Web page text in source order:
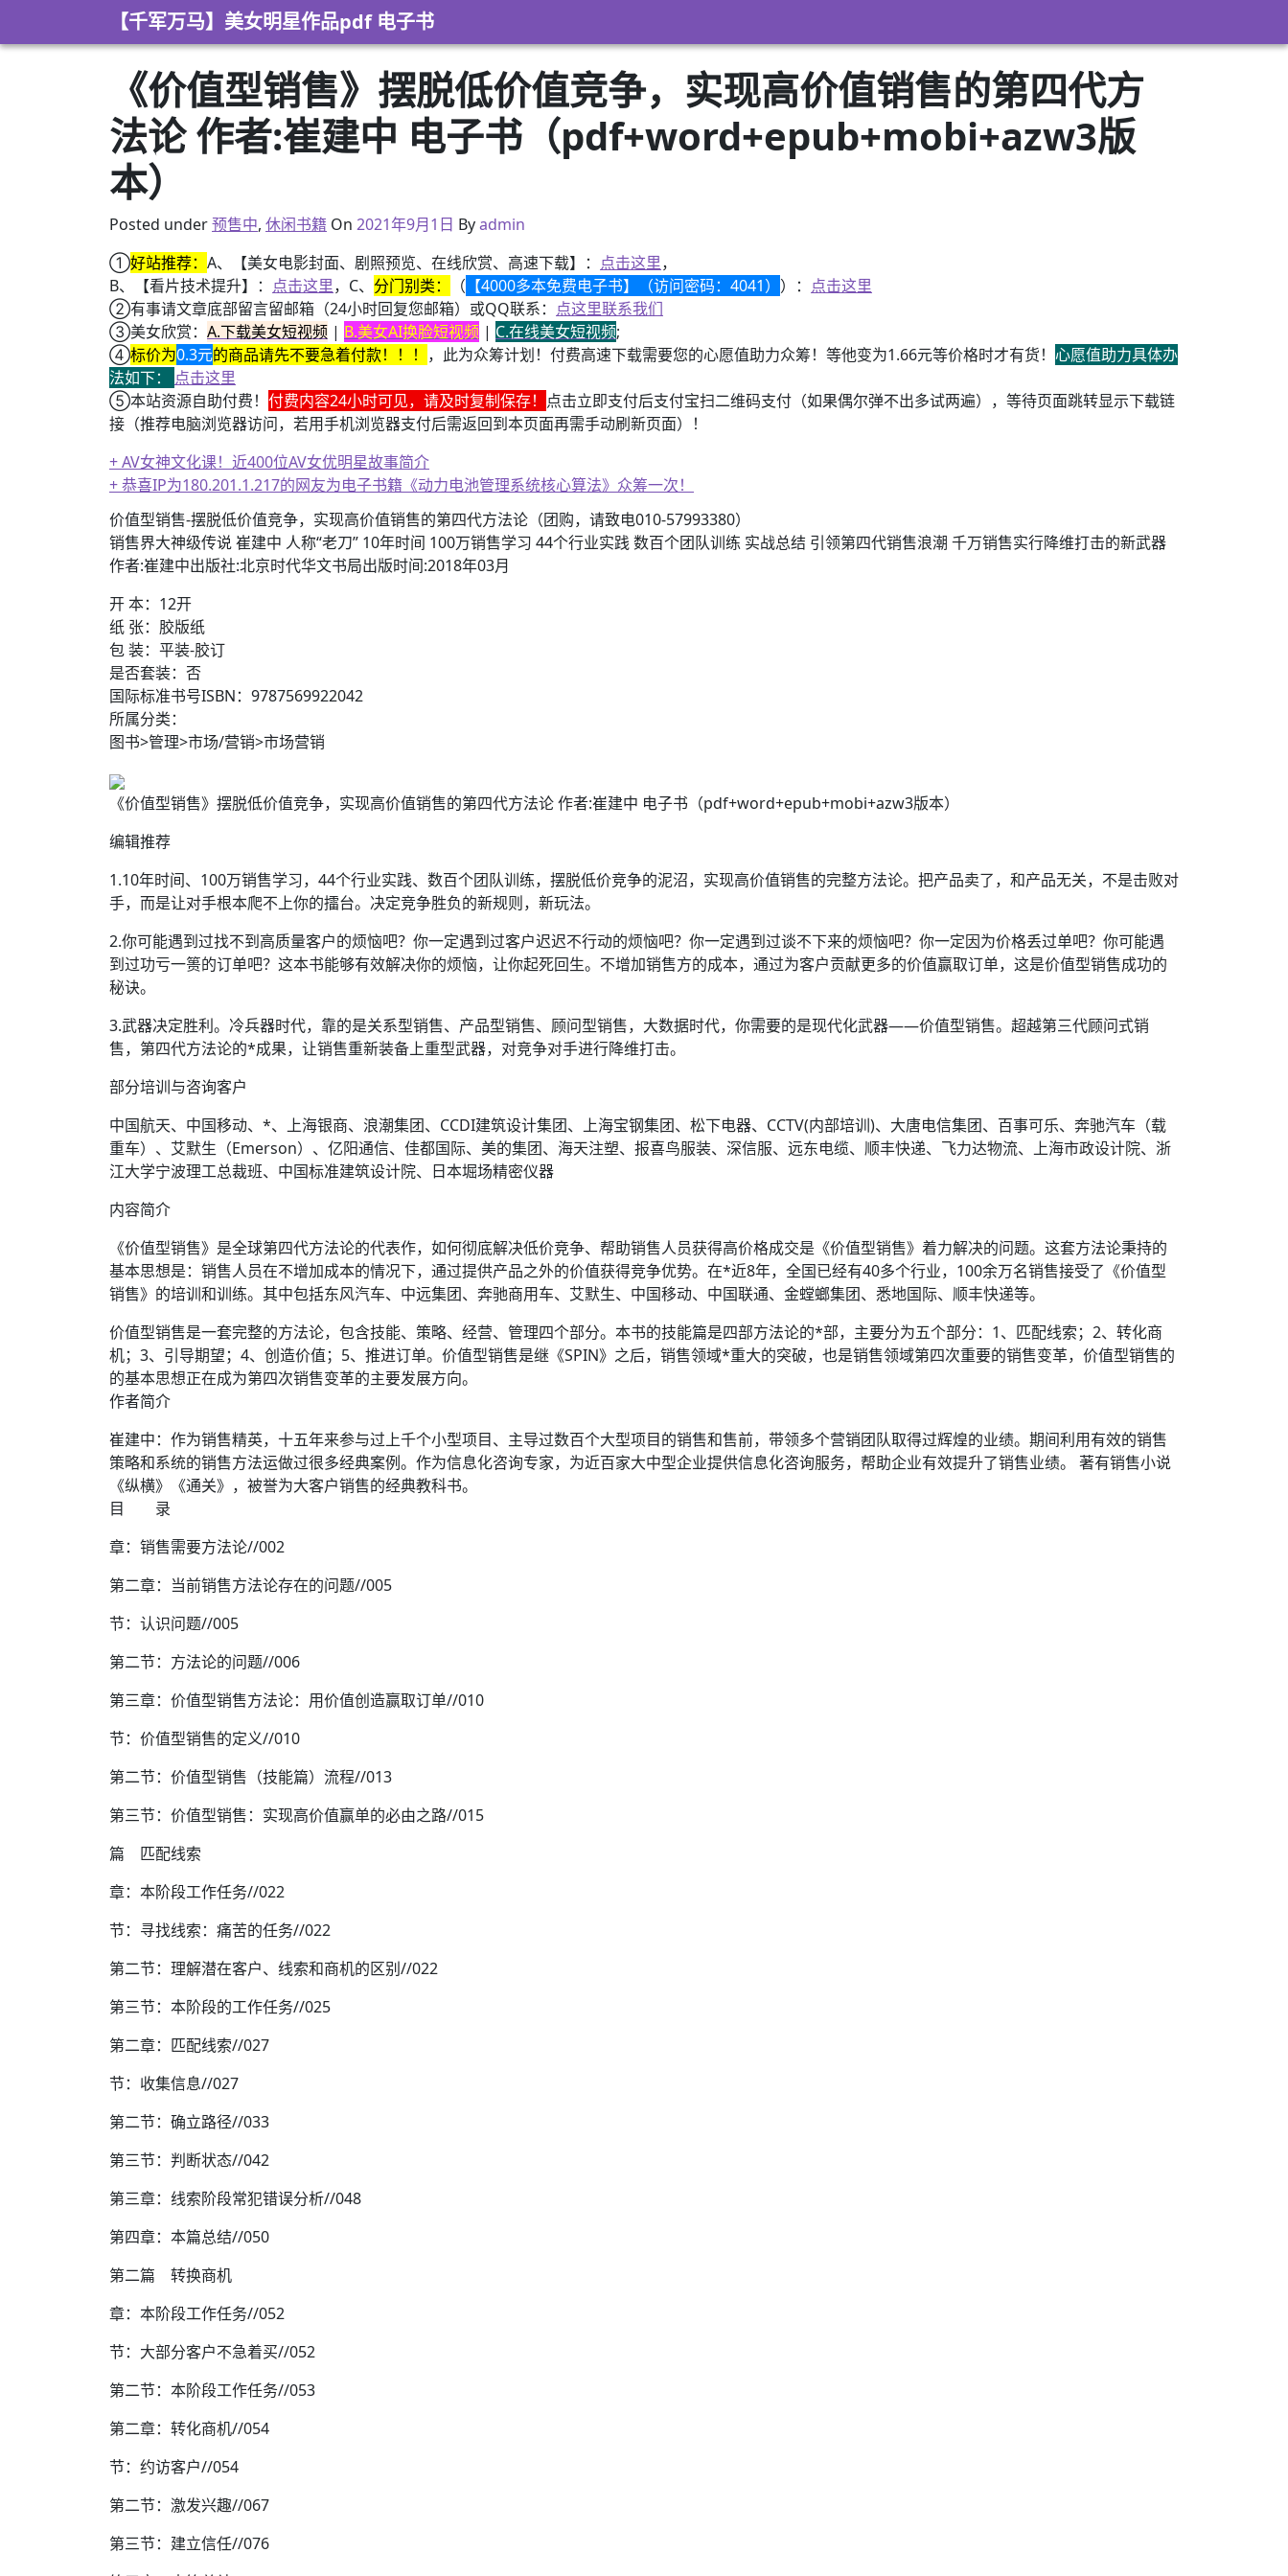
【千军万马】美女明星作品pdf 电子书
《价值型销售》摆脱低价值竞争，实现高价值销售的第四代方
法论 作者:崔建中 电子书（pdf+word+epub+mobi+azw3版
本）
Posted under预售中, 休闲书籍 On 2021年8月31日
2021年9月1日 Byadmin
①好站推荐： A、【美女电影封面、剧照预览、在线欣赏、高速下载】： 点击这里，
B、【看片技术提升】： 点击这里，C、 分门别类： （ 【4000多本免费电子书】（访问密码：4041） ）： 点击这里
②有事请文章底部留言留邮箱（24小时回复您邮箱）或QQ联系： 点这里联系我们
③美女欣赏： A.下载美女短视频 | B.美女AI换脸短视频 | C.在线美女短视频;
④标价为0.3元的商品请先不要急着付款！！！ ，此为众筹计划！付费高速下载需要您的心愿值助力众筹！等他变为1.66元等价格时才有货！ 心愿值助力具体办
法如下： 点击这里
⑤本站资源自助付费！ 付费内容24小时可见，请及时复制保存！ 点击立即支付后支付宝扫二维码支付（如果偶尔弹不出多试两遍），等待页面跳转显示下载链
接（推荐电脑浏览器访问，若用手机浏览器支付后需返回到本页面再需手动刷新页面）！
+ AV女神文化课！近400位AV女优明星故事简介
+ 恭喜IP为180.201.1.217的网友为电子书籍《动力电池管理系统核心算法》众筹一次！
价值型销售-摆脱低价值竞争，实现高价值销售的第四代方法论（团购，请致电010-57993380）
销售界大神级传说 崔建中 人称“老刀” 10年时间 100万销售学习 44个行业实践 数百个团队训练 实战总结 引领第四代销售浪潮 千万销售实行降维打击的新武器
作者:崔建中出版社:北京时代华文书局出版时间:2018年03月
开 本：12开
纸 张：胶版纸
包 装：平装-胶订
是否套装：否
国际标准书号ISBN：9787569922042
所属分类：
图书>管理>市场/营销>市场营销
《价值型销售》摆脱低价值竞争，实现高价值销售的第四代方法论 作者:崔建中 电子书（pdf+word+epub+mobi+azw3版本）
编辑推荐
1.10年时间、100万销售学习，44个行业实践、数百个团队训练，摆脱低价竞争的泥沼，实现高价值销售的完整方法论。把产品卖了，和产品无关，不是击败对
手，而是让对手根本爬不上你的擂台。决定竞争胜负的新规则，新玩法。
2.你可能遇到过找不到高质量客户的烦恼吧？你一定遇到过客户迟迟不行动的烦恼吧？你一定遇到过谈不下来的烦恼吧？你一定因为价格丢过单吧？你可能遇
到过功亏一篑的订单吧？这本书能够有效解决你的烦恼，让你起死回生。不增加销售方的成本，通过为客户贡献更多的价值赢取订单，这是价值型销售成功的
秘诀。
3.武器决定胜利。冷兵器时代，靠的是关系型销售、产品型销售、顾问型销售，大数据时代，你需要的是现代化武器——价值型销售。超越第三代顾问式销
售，第四代方法论的*成果，让销售重新装备上重型武器，对竞争对手进行降维打击。
部分培训与咨询客户
中国航天、中国移动、*、上海银商、浪潮集团、CCDI建筑设计集团、上海宝钢集团、松下电器、CCTV(内部培训)、大唐电信集团、百事可乐、奔驰汽车（载
重车）、艾默生（Emerson）、亿阳通信、佳都国际、美的集团、海天注塑、报喜鸟服装、深信服、远东电缆、顺丰快递、飞力达物流、上海市政设计院、浙
江大学宁波理工总裁班、中国标准建筑设计院、日本堀场精密仪器
内容简介
《价值型销售》是全球第四代方法论的代表作，如何彻底解决低价竞争、帮助销售人员获得高价格成交是《价值型销售》着力解决的问题。这套方法论秉持的
基本思想是：销售人员在不增加成本的情况下，通过提供产品之外的价值获得竞争优势。在*近8年，全国已经有40多个行业，100余万名销售接受了《价值型
销售》的培训和训练。其中包括东风汽车、中远集团、奔驰商用车、艾默生、中国移动、中国联通、金螳螂集团、悉地国际、顺丰快递等。
价值型销售是一套完整的方法论，包含技能、策略、经营、管理四个部分。本书的技能篇是四部方法论的*部，主要分为五个部分：1、匹配线索；2、转化商
机；3、引导期望；4、创造价值；5、推进订单。价值型销售是继《SPIN》之后，销售领域*重大的突破，也是销售领域第四次重要的销售变革，价值型销售的
的基本思想正在成为第四次销售变革的主要发展方向。
作者简介
崔建中：作为销售精英，十五年来参与过上千个小型项目、主导过数百个大型项目的销售和售前，带领多个营销团队取得过辉煌的业绩。期间利用有效的销售
策略和系统的销售方法运做过很多经典案例。作为信息化咨询专家，为近百家大中型企业提供信息化咨询服务，帮助企业有效提升了销售业绩。 著有销售小说
《纵横》《通关》，被誉为大客户销售的经典教科书。
目 录
章：销售需要方法论//002
第二章：当前销售方法论存在的问题//005
节：认识问题//005
第二节：方法论的问题//006
第三章：价值型销售方法论：用价值创造赢取订单//010
节：价值型销售的定义//010
第二节：价值型销售（技能篇）流程//013
第三节：价值型销售：实现高价值赢单的必由之路//015
篇 匹配线索
章：本阶段工作任务//022
节：寻找线索：痛苦的任务//022
第二节：理解潜在客户、线索和商机的区别//022
第三节：本阶段的工作任务//025
第二章：匹配线索//027
节：收集信息//027
第二节：确立路径//033
第三节：判断状态//042
第三章：线索阶段常犯错误分析//048
第四章：本篇总结//050
第二篇 转换商机
章：本阶段工作任务//052
节：大部分客户不急着买//052
第二节：本阶段工作任务//053
第二章：转化商机//054
节：约访客户//054
第二节：激发兴趣//067
第三节：建立信任//076